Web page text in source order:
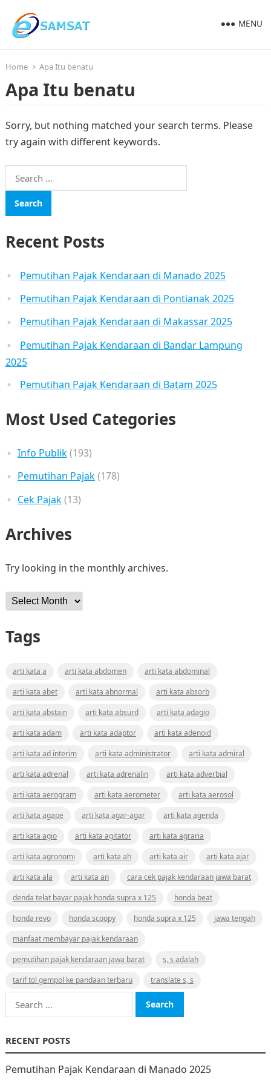
MENU
Home Apa Itu benatu
Apa Itu benatu
Sorry, but nothing matched your search terms. Please
try again with different keywords.
Search
for:
Recent Posts
Pemutihan Pajak Kendaraan di Manado 2025
Pemutihan Pajak Kendaraan di Pontianak 2025
Pemutihan Pajak Kendaraan di Makassar 2025
Pemutihan Pajak Kendaraan di Bandar Lampung
2025
Pemutihan Pajak Kendaraan di Batam 2025
Most Used Categories
Info Publik(193)
Pemutihan Pajak(178)
Cek Pajak(13)
Archives
Try looking in the monthly archives.
Archives
Tags
arti kata a arti kata abdomen
arti kata abdominal
arti kata abet
arti kata abnormal
arti kata absorb
arti kata abstain
arti kata absurd
arti kata adagio
arti kata adam
arti kata adaptor
arti kata adenoid
arti kata ad interim
arti kata administrator
arti kata admiral
arti kata adrenal
arti kata adrenalin
arti kata adverbial
arti kata aerogram
arti kata aerometer
arti kata aerosol
arti kata agape
arti kata agar-agar
arti kata agenda
arti kata agio
arti kata agitator
arti kata agraria
arti kata agronomi
arti kata ah arti kata air
arti kata ajar
arti kata ala
arti kata an
cara cek pajak kendaraan jawa barat
denda telat bayar pajak honda supra x 125
honda beat
honda revo
honda scoopy honda supra x 125
jawa tengah
manfaat membayar pajak kendaraan
pemutihan pajak kendaraan jawa barat
s, s adalah
tarif tol gempol ke pandaan terbaru
translate s, s
Search
for:
RECENT POSTS
Pemutihan Pajak Kendaraan di Manado 2025